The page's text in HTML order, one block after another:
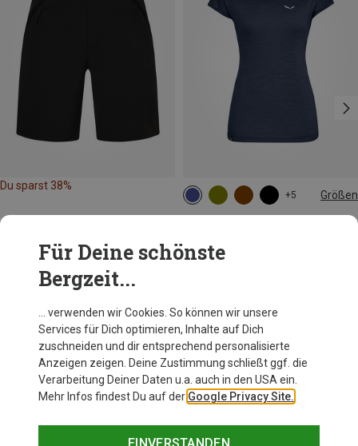
Du sparst 38%
+5 Größen
34,95 €
M L XL XXL
Für Deine schönste
Bergzeit...
… verwenden wir Cookies. So können wir unsere
Services für Dich optimieren, Inhalte auf Dich
zuschneiden und dir entsprechend personalisierte
Anzeigen zeigen. Deine Zustimmung schließt ggf. die
Verarbeitung Deiner Daten u.a. auch in den USA ein.
Mehr Infos findest Du auf der Google Privacy Site.